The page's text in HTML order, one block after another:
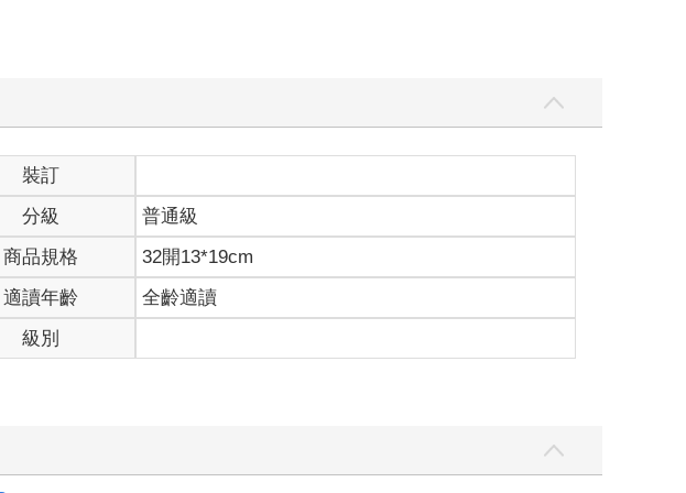
裝訂
分級
普通級
商品規格
32開13*19cm
適讀年齡
全齡適讀
級別